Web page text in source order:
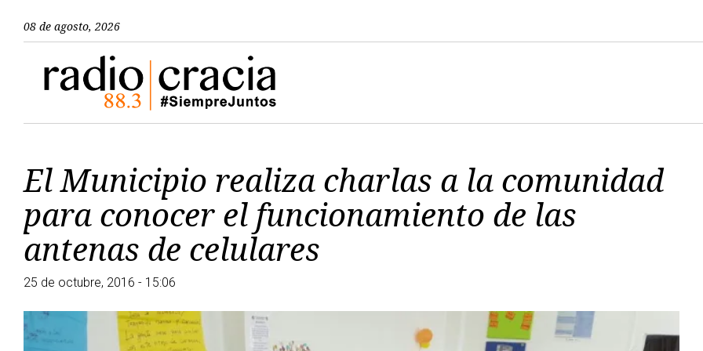
08 de agosto, 2026
El Municipio realiza charlas a la comunidad
para conocer el funcionamiento de las
antenas de celulares
25 de octubre, 2016 - 15:06